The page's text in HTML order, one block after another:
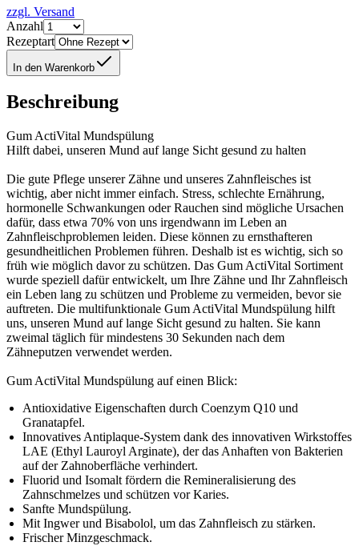
zzgl. Versand
Anzahl
Rezeptart
In den Warenkorb
Beschreibung
Gum ActiVital Mundspülung
Hilft dabei, unseren Mund auf lange Sicht gesund zu halten
Die gute Pflege unserer Zähne und unseres Zahnfleisches ist
wichtig, aber nicht immer einfach. Stress, schlechte Ernährung,
hormonelle Schwankungen oder Rauchen sind mögliche Ursachen
dafür, dass etwa 70% von uns irgendwann im Leben an
Zahnfleischproblemen leiden. Diese können zu ernsthafteren
gesundheitlichen Problemen führen. Deshalb ist es wichtig, sich so
früh wie möglich davor zu schützen. Das Gum ActiVital Sortiment
wurde speziell dafür entwickelt, um Ihre Zähne und Ihr Zahnfleisch
ein Leben lang zu schützen und Probleme zu vermeiden, bevor sie
auftreten. Die multifunktionale Gum ActiVital Mundspülung hilft
uns, unseren Mund auf lange Sicht gesund zu halten. Sie kann
zweimal täglich für mindestens 30 Sekunden nach dem
Zähneputzen verwendet werden.
Gum ActiVital Mundspülung auf einen Blick:
Antioxidative Eigenschaften durch Coenzym Q10 und
Granatapfel.
Innovatives Antiplaque-System dank des innovativen Wirkstoffes
LAE (Ethyl Lauroyl Arginate), der das Anhaften von Bakterien
auf der Zahnoberfläche verhindert.
Fluorid und Isomalt fördern die Remineralisierung des
Zahnschmelzes und schützen vor Karies.
Sanfte Mundspülung.
Mit Ingwer und Bisabolol, um das Zahnfleisch zu stärken.
Frischer Minzgeschmack.